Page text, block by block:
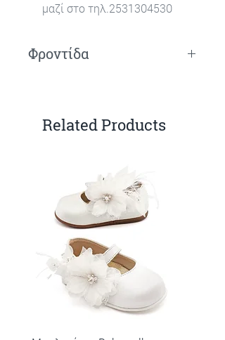
μαζί στο τηλ.2531304530
Φροντίδα
Related Products